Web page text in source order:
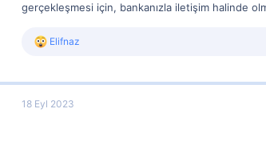
gerçekleşmesi için, bankanızla iletişim halinde
R
c
Elifnaz
18 Eyl 2023